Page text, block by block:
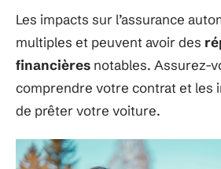
Les impacts sur l’assurance
multiples et peuvent avoir des
financières notables. Assurez-
comprendre votre contrat et les
de prêter votre voiture.